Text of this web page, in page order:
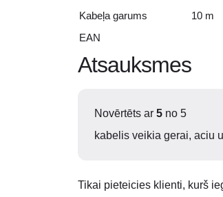
Kabeļa garums
10 m
EAN
Atsauksmes
Novērtēts ar 5no 5
kabelis veikia gerai, aciu
Tikai pieteicies klienti, kurš